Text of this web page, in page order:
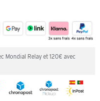
Mondial Relay et 120€ avec